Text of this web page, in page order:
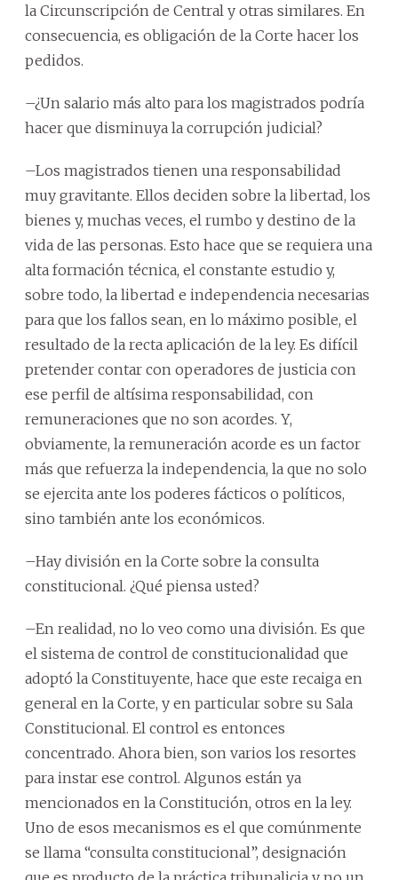
la Circunscripción de Central y otras similares. En
consecuencia, es obligación de la Corte hacer los
pedidos.
–¿Un salario más alto para los magistrados podría
hacer que disminuya la corrupción judicial?
–Los magistrados tienen una responsabilidad
muy gravitante. Ellos deciden sobre la libertad, los
bienes y, muchas veces, el rumbo y destino de la
vida de las personas. Esto hace que se requiera una
alta formación técnica, el constante estudio y,
sobre todo, la libertad e independencia necesarias
para que los fallos sean, en lo máximo posible, el
resultado de la recta aplicación de la ley. Es difícil
pretender contar con operadores de justicia con
ese perfil de altísima responsabilidad, con
remuneraciones que no son acordes. Y,
obviamente, la remuneración acorde es un factor
más que refuerza la independencia, la que no solo
se ejercita ante los poderes fácticos o políticos,
sino también ante los económicos.
–Hay división en la Corte sobre la consulta
constitucional. ¿Qué piensa usted?
–En realidad, no lo veo como una división. Es que
el sistema de control de constitucionalidad que
adoptó la Constituyente, hace que este recaiga en
general en la Corte, y en particular sobre su Sala
Constitucional. El control es entonces
concentrado. Ahora bien, son varios los resortes
para instar ese control. Algunos están ya
mencionados en la Constitución, otros en la ley.
Uno de esos mecanismos es el que comúnmente
se llama “consulta constitucional”, designación